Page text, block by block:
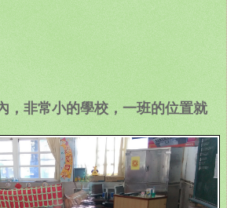
，非常小的學校，一班的位置就